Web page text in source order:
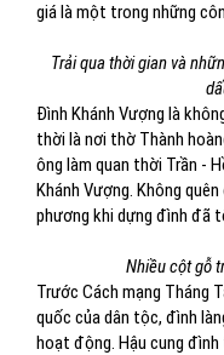
giá là một trong những
Trải qua thời gian và
Đình Khánh Vượng là
thời là nơi thờ Thành
ông làm quan thời Trần -
Khánh Vượng. Không
phương khi dựng đình đã
Nhiều cột gỗ
Trước Cách mạng Tháng
quốc của dân tộc, đình
hoạt động. Hậu cung đình